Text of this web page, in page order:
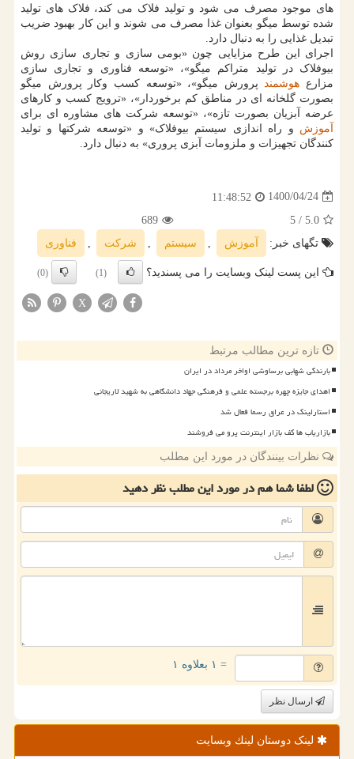
های موجود مصرف می شود و تولید فلاک می کند، فلاک های تولید
شده توسط میگو بعنوان غذا مصرف می شوند و این کار بهبود ضریب
تبدیل غذایی را به دنبال دارد.
اجرای این طرح مزایایی چون «بومی سازی و تجاری سازی روش
بیوفلاک در تولید متراکم میگو»، «توسعه فناوری و تجاری سازی
مزارع هوشمندپرورش میگو»، «توسعه کسب وکار پرورش میگو
بصورت گلخانه ای در مناطق کم برخوردار»، «ترویج کسب و کارهای
عرضه آبزیان بصورت تازه»، «توسعه شرکت های مشاوره ای برای
آموزش و راه اندازی سیستم بیوفلاک» و «توسعه شرکتها و تولید
کنندگان تجهیزات و ملزومات آبزی پروری» به دنبال دارد.
1400/04/24
11:48:52
5.0
/ 5
689
تگهای خبر:
آموزش , سیستم , شركت , فناوری
این پست لینک وبسایت را می پسندید؟ (1)
(0)
X
تازه ترین مطالب مرتبط
بارندگی شهابی برساوشی اواخر مرداد در ایران
اهدای جایزه چهره برجسته علمی و فرهنگی جهاد دانشگاهی به شهید لاریجانی
استارلینک در عراق رسما فعال شد
بازاریاب ها کف بازار اینترنت پرو می فروشند
نظرات بینندگان در مورد این مطلب
لطفا شما همدر مورد این مطلبنظر دهید
= ۱ بعلاوه ۱
ارسال نظر
لینک دوستان لینك وبسایت